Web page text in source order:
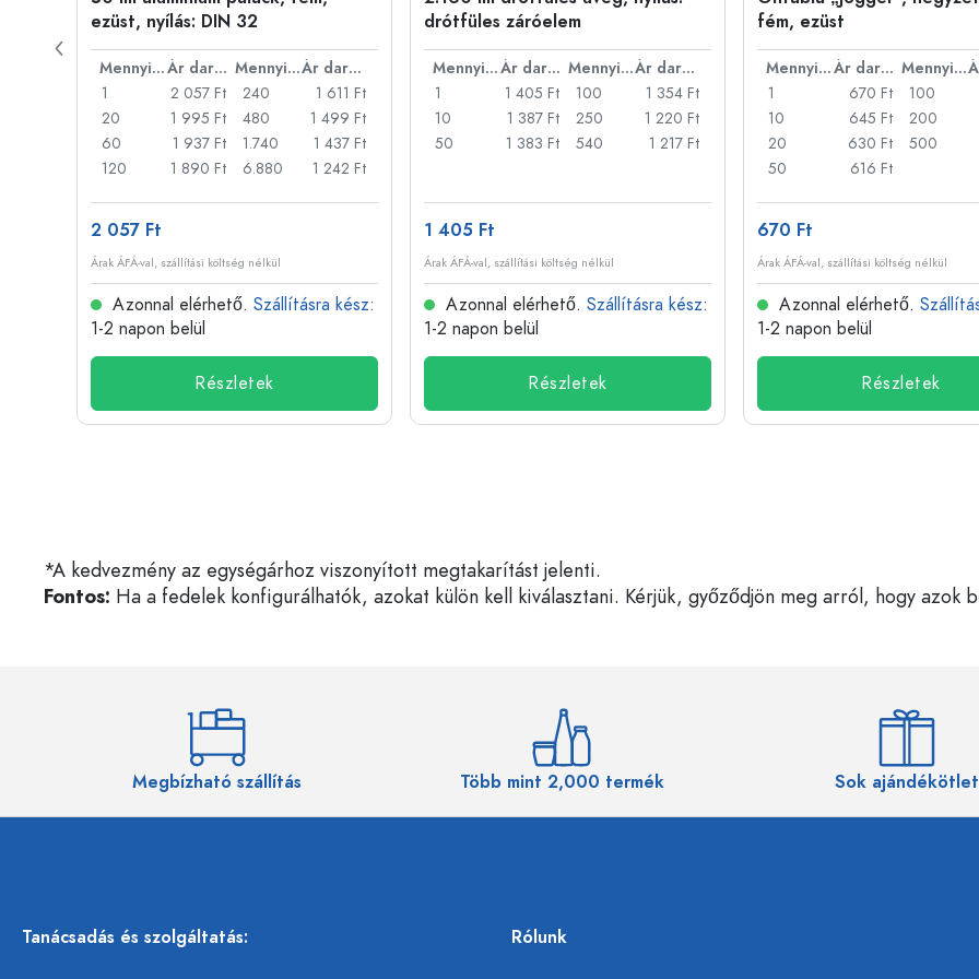
ezüst, nyílás: DIN 32
Mennyiség Ár darabonként Mennyiség
Ár darabonként
1
2 057 Ft
20
1 995 Ft
60
1 937 Ft
120
1 890 Ft
240
1 611 Ft
480
1 499 Ft
1.740
1 437 Ft
6.880
1 242 Ft
2 057 Ft
Árak ÁFÁ-val, szállítási költség nélkül
Azonnal elérhető. Szállításra kész:
1-2 napon belül
Részletek
drótfüles záróelem
Mennyiség Ár darabonként Mennyiség
Ár darabonként
1
1 405 Ft
10
1 387 Ft
50
1 383 Ft
100
1 354 Ft
250
1 220 Ft
540
1 217 Ft
1 405 Ft
Árak ÁFÁ-val, szállítási költség nélkül
Azonnal elérhető. Szállításra kész:
1-2 napon belül
Részletek
fém, ezüst
Mennyiség Ár darabonként Mennyiség
1
670 Ft
10
645 Ft
20
630 Ft
50
616 Ft
100
200
500
670 Ft
Árak ÁFÁ-val, szállítási költség nélkül
Azonnal elérhető.
1-2 napon belül
Részletek
*A kedvezmény az egységárhoz viszonyított megtakarítást jelenti.
Fontos: Ha a fedelek konfigurálhatók, azokat külön kell kiválasztani. Kérjük, győződjön meg arról, hogy azok
Megbízható szállítás Több mint 2,000 termék Sok ajándékötlet
Tanácsadás és szolgáltatás: Rólunk